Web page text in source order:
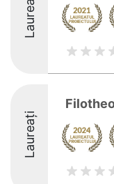
Laureați
Laureați